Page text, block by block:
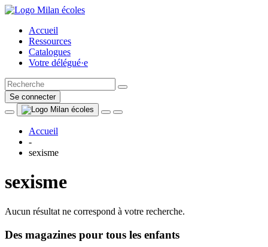
Accueil
Ressources
Catalogues
Votre délégué·e
Se connecter
Accueil
-
sexisme
sexisme
Aucun résultat ne correspond à votre recherche.
Des magazines pour tous les enfants